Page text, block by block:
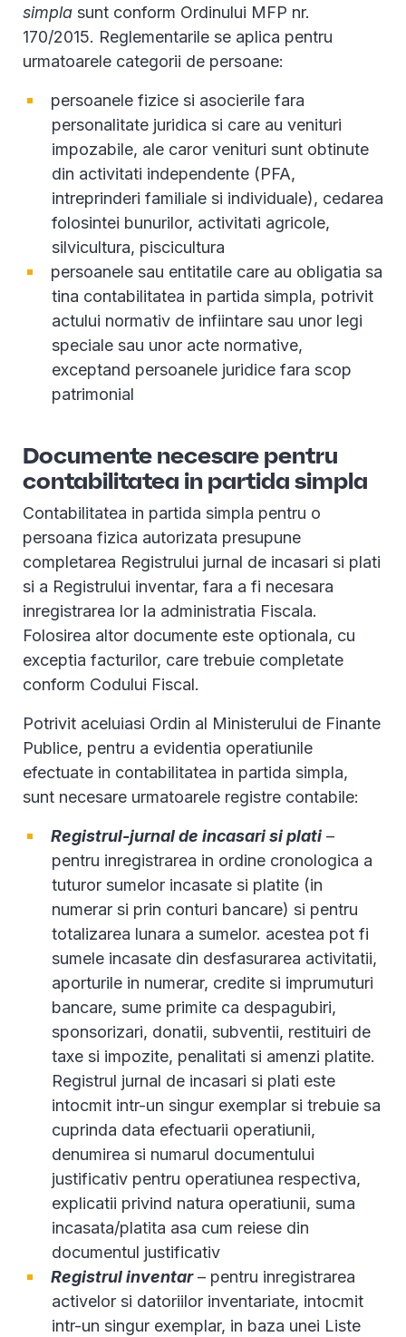
simpla sunt conform Ordinului MFP nr.
170/2015. Reglementarile se aplica pentru
urmatoarele categorii de persoane:
persoanele fizice si asocierile fara
personalitate juridica si care au venituri
impozabile, ale caror venituri sunt obtinute
din activitati independente (PFA,
intreprinderi familiale si individuale), cedarea
folosintei bunurilor, activitati agricole,
silvicultura, piscicultura
persoanele sau entitatile care au obligatia sa
tina contabilitatea in partida simpla, potrivit
actului normativ de infiintare sau unor legi
speciale sau unor acte normative,
exceptand persoanele juridice fara scop
patrimonial
Documente necesare pentru
contabilitatea in partida simpla
Contabilitatea in partida simpla pentru o
persoana fizica autorizata presupune
completarea Registrului jurnal de incasari si plati
si a Registrului inventar, fara a fi necesara
inregistrarea lor la administratia Fiscala.
Folosirea altor documente este optionala, cu
exceptia facturilor, care trebuie completate
conform Codului Fiscal.
Potrivit aceluiasi Ordin al Ministerului de Finante
Publice, pentru a evidentia operatiunile
efectuate in contabilitatea in partida simpla,
sunt necesare urmatoarele registre contabile:
Registrul-jurnal de incasari si plati –
pentru inregistrarea in ordine cronologica a
tuturor sumelor incasate si platite (in
numerar si prin conturi bancare) si pentru
totalizarea lunara a sumelor. acestea pot fi
sumele incasate din desfasurarea activitatii,
aporturile in numerar, credite si imprumuturi
bancare, sume primite ca despagubiri,
sponsorizari, donatii, subventii, restituiri de
taxe si impozite, penalitati si amenzi platite.
Registrul jurnal de incasari si plati este
intocmit intr-un singur exemplar si trebuie sa
cuprinda data efectuarii operatiunii,
denumirea si numarul documentului
justificativ pentru operatiunea respectiva,
explicatii privind natura operatiunii, suma
incasata/platita asa cum reiese din
documentul justificativ
Registrul inventar– pentru inregistrarea
activelor si datoriilor inventariate, intocmit
intr-un singur exemplar, in baza unei Liste